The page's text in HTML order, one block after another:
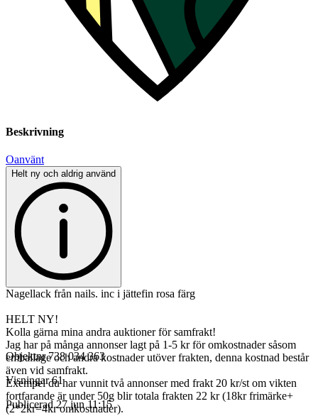
Beskrivning
Oanvänt
Helt ny och aldrig använd
Nagellack från nails. inc i jättefin rosa färg
HELT NY!
Kolla gärna mina andra auktioner för samfrakt!
Jag har på många annonser lagt på 1-5 kr för omkostnader såsom
emballage och andra kostnader utöver frakten, denna kostnad består
även vid samfrakt.
Exempel du har vunnit två annonser med frakt 20 kr/st om vikten
fortfarande är under 50g blir totala frakten 22 kr (18kr frimärke+
(2*2kr=4kr omkostnader).
Objektnr 738 034 363
Visningar 61
Publicerad 27 jun 11:15